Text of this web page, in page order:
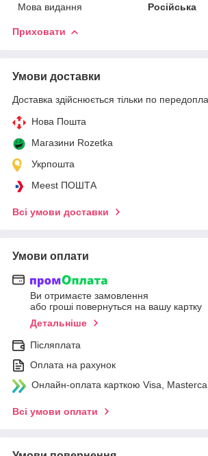
Мова видання
Російська
Приховати
Умови доставки
Доставка здійснюється тільки по
Нова Пошта
Магазини Rozetka
Укрпошта
Meest ПОШТА
Всі умови доставки
Умови оплати
Ви отримаєте замовлення
або гроші повернуться на вашу картку
Детальніше
Післяплата
Оплата на рахунок
Онлайн-оплата карткою Visa,
Всі умови оплати